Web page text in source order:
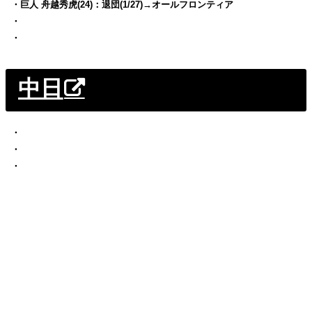
・巨人 舟越秀虎(24)：退団(1/27)→オールフロンティア
・
・
中日
・
・
・